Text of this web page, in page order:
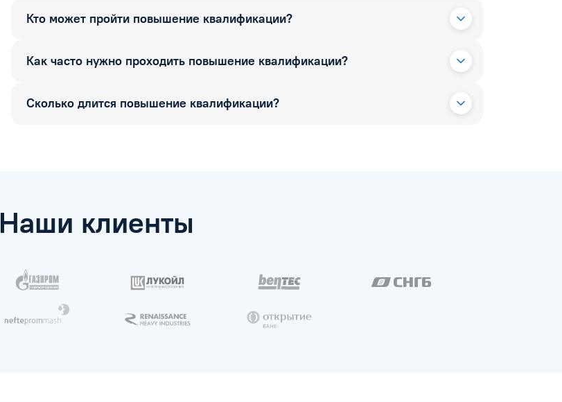
Кто может пройти повышение квалификации?
Как часто нужно проходить повышение квалификации?
Сколько длится повышение квалификации?
Наши клиенты